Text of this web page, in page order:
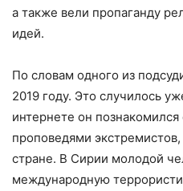
а также вели пропаганду
идей.
По словам одного из
2019 году. Это случилось
интернете он
проповедями
стране. В Сирии молодой
международную